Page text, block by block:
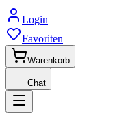
Login
Favoriten
Warenkorb
Chat